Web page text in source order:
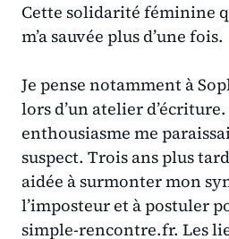
Cette solidarité féminine
m’a sauvée plus d’une fois.
Je pense notamment à
lors d’un atelier
enthousiasme me
suspect. Trois ans plus
aidée à surmonter mon
l’imposteur et à postuler
simple-rencontre.fr. Les